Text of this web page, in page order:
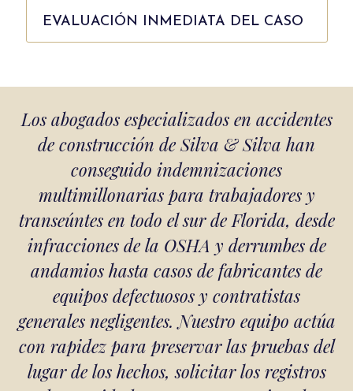
EVALUACIÓN INMEDIATA DEL CASO
Los abogados especializados en accidentes
de construcción de Silva & Silva han
conseguido indemnizaciones
multimillonarias para trabajadores y
transeúntes en todo el sur de Florida, desde
infracciones de la OSHA y derrumbes de
andamios hasta casos de fabricantes de
equipos defectuosos y contratistas
generales negligentes. Nuestro equipo actúa
con rapidez para preservar las pruebas del
lugar de los hechos, solicitar los registros